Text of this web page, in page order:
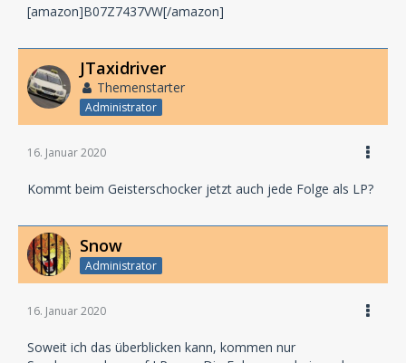
[amazon]B07Z7437VW[/amazon]
JTaxidriver
Themenstarter
Administrator
16. Januar 2020
Kommt beim Geisterschocker jetzt auch jede Folge als LP?
Snow
Administrator
16. Januar 2020
Soweit ich das überblicken kann, kommen nur